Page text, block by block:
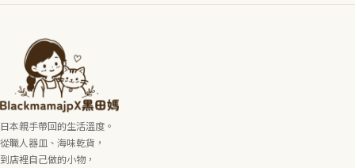
日本親手帶回的生活溫度。
從職人器皿、海味乾貨，
到店裡自己做的小物，